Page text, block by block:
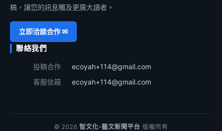
稿，讓您的訊息觸及更廣大讀者。
立即洽談合作 ✉
聯絡我們
投稿合作
ecoyah+114@gmail.com
客服信箱
ecoyah+114@gmail.com
© 2026 智文化-藝文新聞平台 版權所有